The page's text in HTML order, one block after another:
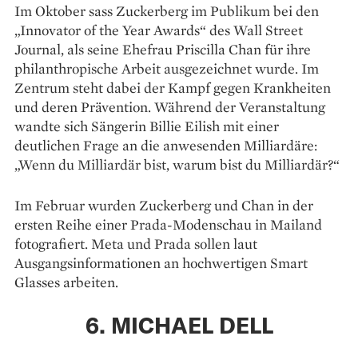
Im Oktober sass Zuckerberg im Publikum bei den
„Innovator of the Year Awards“ des Wall Street
Journal, als seine Ehefrau Priscilla Chan für ihre
philanthropische Arbeit ausgezeichnet wurde. Im
Zentrum steht dabei der Kampf gegen Krankheiten
und deren Prävention. Während der Veranstaltung
wandte sich Sängerin Billie Eilish mit einer
deutlichen Frage an die anwesenden Milliardäre:
„Wenn du Milliardär bist, warum bist du Milliardär?“
Im Februar wurden Zuckerberg und Chan in der
ersten Reihe einer Prada-Modenschau in Mailand
fotografiert. Meta und Prada sollen laut
Ausgangsinformationen an hochwertigen Smart
Glasses arbeiten.
6. MICHAEL DELL